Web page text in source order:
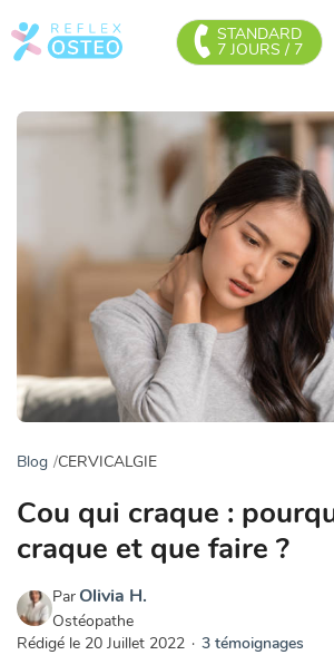
STANDARD
7 JOURS / 7
Blog CERVICALGIE
Cou qui craque :
craque et que faire ?
Par Olivia H.
Ostéopathe
Rédigé le 20 Juillet 2022 · 3 témoignages